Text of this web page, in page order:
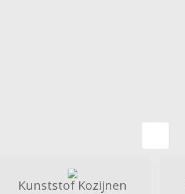
Kunststof Kozijnen